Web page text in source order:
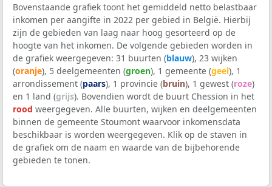
Bovenstaande grafiek toont het gemiddeld netto belastbaar
inkomen per aangifte in 2022 per gebied in België. Hierbij
zijn de gebieden van laag naar hoog gesorteerd op de
hoogte van het inkomen. De volgende gebieden worden in
de grafiek weergegeven: 31 buurten (blauw), 23 wijken
(oranje), 5 deelgemeenten (groen), 1 gemeente (geel), 1
arrondissement (paars), 1 provincie (bruin), 1 gewest (roze)
en 1 land (grijs). Bovendien wordt de buurt Chession in het
rood weergegeven. Alle buurten, wijken en deelgemeenten
binnen de gemeente Stoumont waarvoor inkomensdata
beschikbaar is worden weergegeven. Klik op de staven in
de grafiek om de naam en waarde van de bijbehorende
gebieden te tonen.